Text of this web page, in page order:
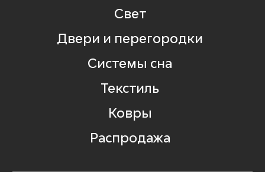
Свет
Двери и перегородки
Системы сна
Текстиль
Ковры
Распродажа